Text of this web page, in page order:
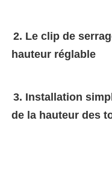
2. Le clip de
hauteur réglable
3. Installation
de la hauteur des